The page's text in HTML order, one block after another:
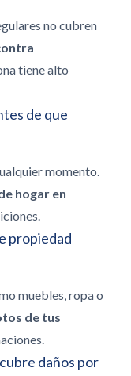
no cubren
tiene alto
de que
momento.
hogar en
propiedad
muebles, ropa o
de tus
daños por